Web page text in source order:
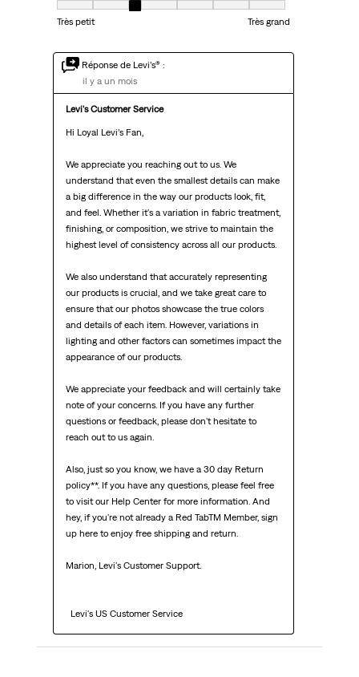
Taille, 3 sur 7, où 1 est égal à Très petit et 7 est égal à Très grand
Très petit
Très grand
Réponse de Levi’s® :
il y a un mois
Levi's Customer Service
Hi Loyal Levi’s Fan,
We appreciate you reaching out to us. We
understand that even the smallest details can make
a big difference in the way our products look, fit,
and feel. Whether it's a variation in fabric treatment,
finishing, or composition, we strive to maintain the
highest level of consistency across all our products.
We also understand that accurately representing
our products is crucial, and we take great care to
ensure that our photos showcase the true colors
and details of each item. However, variations in
lighting and other factors can sometimes impact the
appearance of our products.
We appreciate your feedback and will certainly take
note of your concerns. If you have any further
questions or feedback, please don't hesitate to
reach out to us again.
Also, just so you know, we have a 30 day Return
policy**. If you have any questions, please feel free
to visit our Help Center for more information. And
hey, if you're not already a Red TabTM Member, sign
up here to enjoy free shipping and return.
Marion, Levi's Customer Support.
  Levi's US Customer Service